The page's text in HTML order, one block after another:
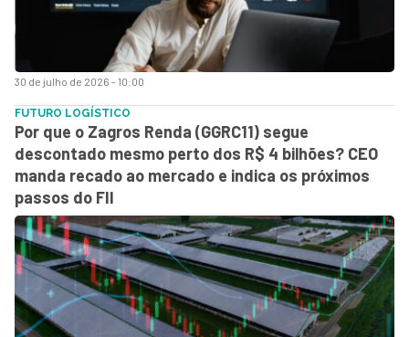
30 de julho de 2026 - 10:00
FUTURO LOGÍSTICO
Por que o Zagros Renda (GGRC11) segue
descontado mesmo perto dos R$ 4 bilhões? CEO
manda recado ao mercado e indica os próximos
passos do FII